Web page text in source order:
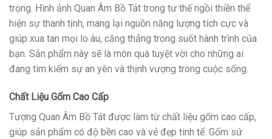
trọng. Hình ảnh Quan Âm Bồ Tát trong tư thế ngồi thiền thể
hiện sự thanh tịnh, mang lại nguồn năng lượng tích cực và
giúp xua tan mọi lo âu, căng thẳng trong suốt hành trình của
bạn. Sản phẩm này sẽ là món quà tuyệt vời cho những ai
đang tìm kiếm sự an yên và thịnh vượng trong cuộc sống.
Chất Liệu Gốm Cao Cấp
Tượng Quan Âm Bồ Tát được làm từ chất liệu gốm cao cấp,
giúp sản phẩm có độ bền cao và vẻ đẹp tinh tế. Gốm sứ